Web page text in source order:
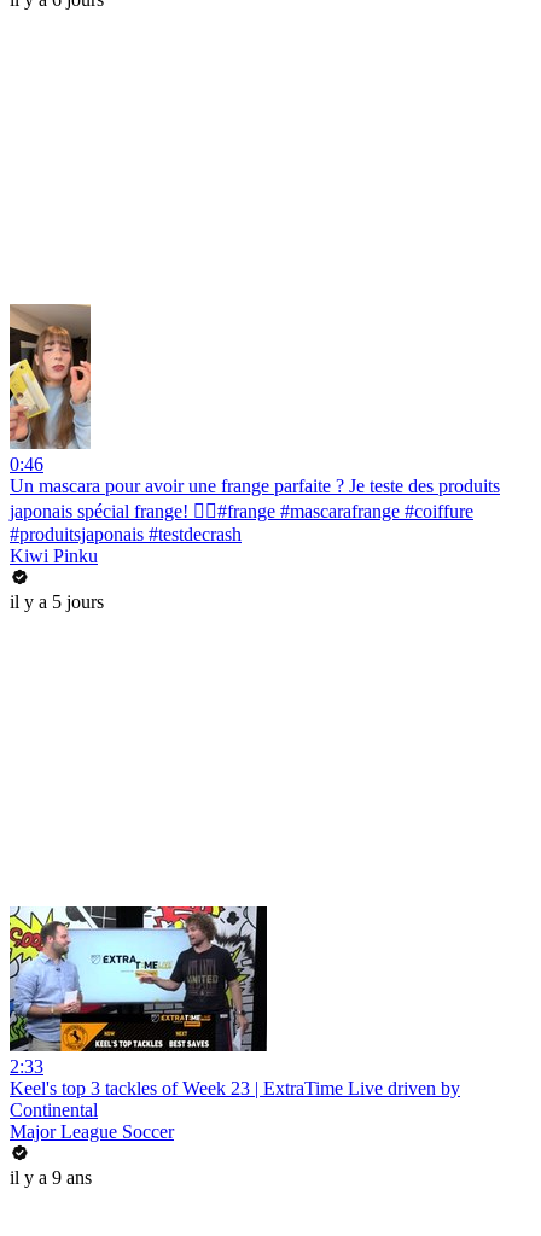
0:46
Un mascara pour avoir une frange parfaite ? Je teste des produits
japonais spécial frange! 💇‍♀️#frange #mascarafrange #coiffure
#produitsjaponais #testdecrash
Kiwi Pinku
il y a 5 jours
2:33
Keel's top 3 tackles of Week 23 | ExtraTime Live driven by
Continental
Major League Soccer
il y a 9 ans